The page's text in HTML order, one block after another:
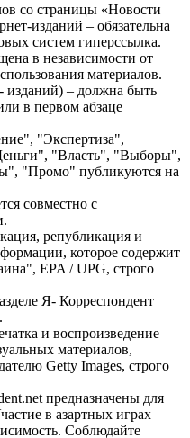
со страницы «Новости
изданий – обязательна
систем гиперссылка.
в независимости от
материалов.
изданий) – должна быть
в первом абзаце
"Экспертиза",
"Власть", "Выборы",
"Промо" публикуются на
совместно с
републикация и
которое содержит
EPA / UPG, строго
Я- Корреспондент
и воспроизведение
материалов,
Getty Images, строго
предназначены для
в азартных играх
Соблюдайте